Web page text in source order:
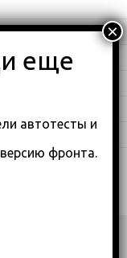
автотесты и
фронта.